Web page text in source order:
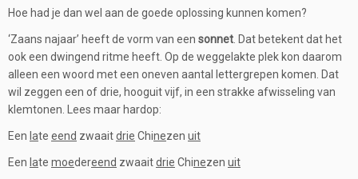
Hoe had je dan wel aan de goede oplossing kunnen komen?
‘Zaans najaar’ heeft de vorm van een sonnet . Dat betekent dat het
ook een dwingend ritme heeft. Op de weggelakte plek kon daarom
alleen een woord met een oneven aantal lettergrepen komen. Dat
wil zeggen een of drie, hooguit vijf, in een strakke afwisseling van
klemtonen. Lees maar hardop:
Een late eend zwaaitdrie Chinezen uit
Een late moedereend zwaaitdrie Chinezen uit